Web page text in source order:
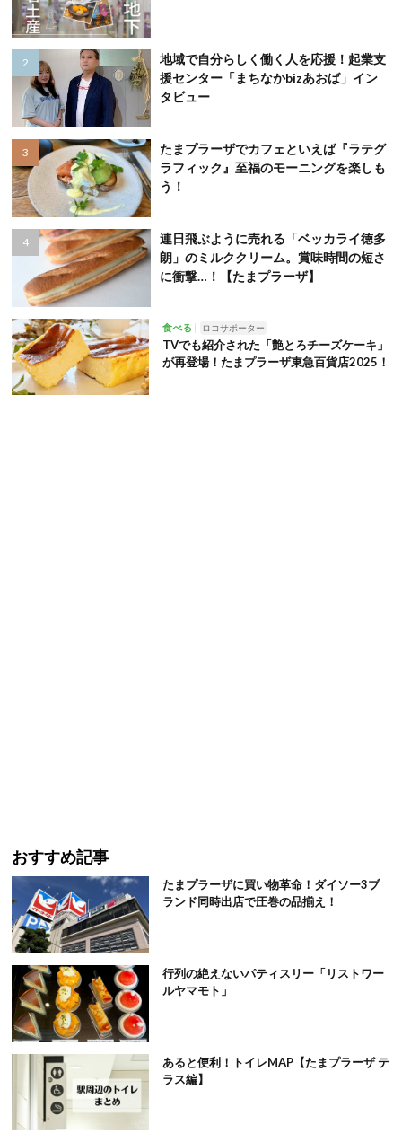
地域で自分らしく働く人を応援！起業支
援センター「まちなかbizあおば」イン
タビュー
たまプラーザでカフェといえば『ラテグ
ラフィック』至福のモーニングを楽しも
う！
連日飛ぶように売れる「ベッカライ徳多
朗」のミルククリーム。賞味時間の短さ
に衝撃…！【たまプラーザ】
食べる ロコサポーター
TVでも紹介された「艶とろチーズケーキ」
が再登場！たまプラーザ東急百貨店2025！
おすすめ記事
たまプラーザに買い物革命！ダイソー3ブ
ランド同時出店で圧巻の品揃え！
行列の絶えないパティスリー「リストワー
ルヤマモト」
あると便利！トイレMAP【たまプラーザ テ
ラス編】